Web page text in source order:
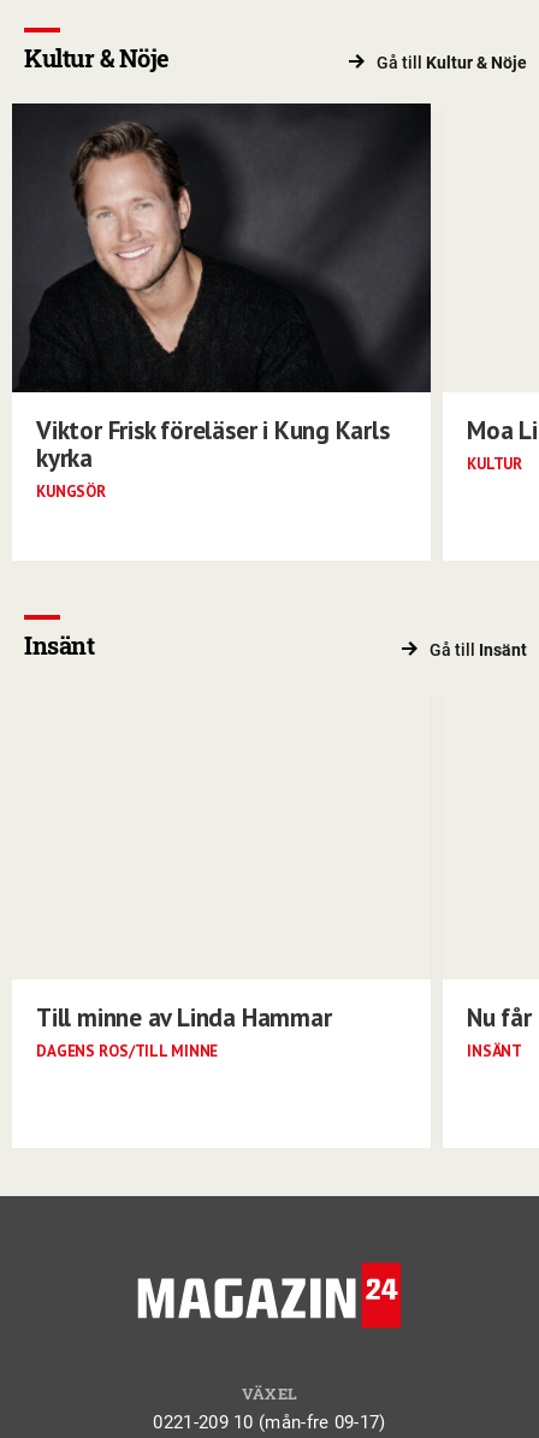
Kultur & Nöje Gå till Kultur & Nöje
Viktor Frisk föreläser i Kung Karls
kyrka
KUNGSÖR
Moa
KULTUR
Insänt Gå till Insänt
Till minne av Linda Hammar
DAGENS ROS/TILL MINNE
Nu
INSÄNT
VÄXEL
0221-209 10 (mån-fre 09-17)